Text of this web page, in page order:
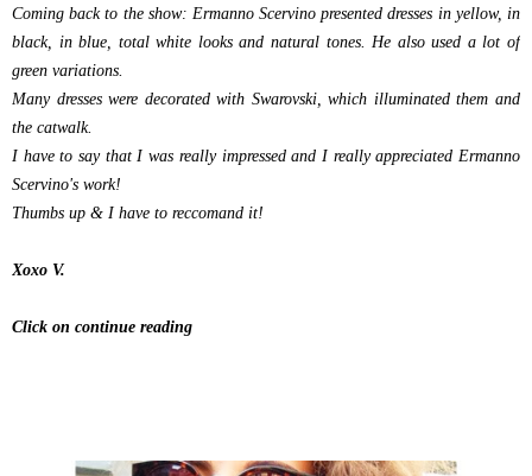
Coming back to the show: Ermanno Scervino presented dresses in yellow, in
black, in blue, total white looks and natural tones. He also used a lot of
green variations.
Many dresses were decorated with Swarovski, which illuminated them and
the catwalk.
I have to say that I was really impressed and I really appreciated Ermanno
Scervino's work!
Thumbs up & I have to reccomand it!
Xoxo V.
Click on continue reading